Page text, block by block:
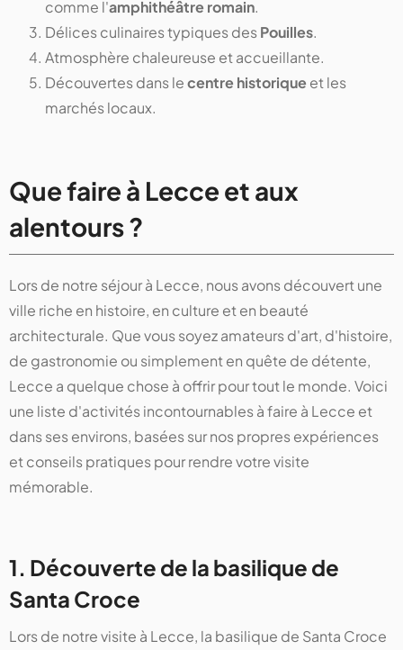
comme l'amphithéâtre romain.
Délices culinaires typiques desPouilles.
Atmosphère chaleureuse et accueillante.
Découvertes dans lecentre historiqueet les
marchés locaux.
Que faire à Lecce et aux
alentours ?
Lors de notre séjour à Lecce, nous avons découvert une
ville riche en histoire, en culture et en beauté
architecturale. Que vous soyez amateurs d'art, d'histoire,
de gastronomie ou simplement en quête de détente,
Lecce a quelque chose à offrir pour tout le monde. Voici
une liste d'activités incontournables à faire à Lecce et
dans ses environs, basées sur nos propres expériences
et conseils pratiques pour rendre votre visite
mémorable.
1. Découverte de la basilique de
Santa Croce
Lors de notre visite à Lecce, la basilique de Santa Croce